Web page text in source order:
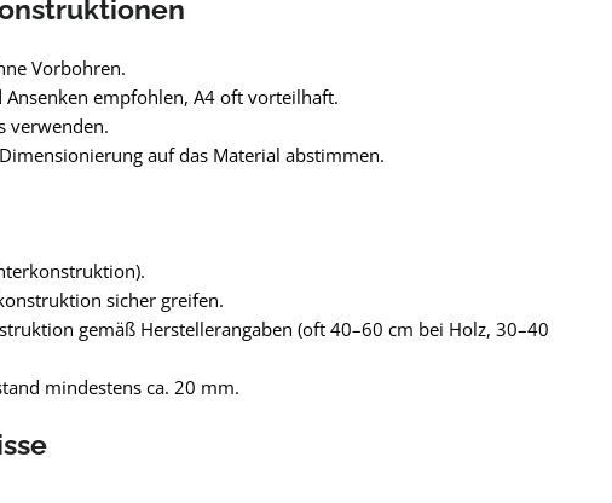
Vorbohren.
empfohlen, A4 oft vorteilhaft.
verwenden.
auf das Material abstimmen.
sicher greifen.
gemäß Herstellerangaben (oft 40–60 cm bei Holz, 30–40
mindestens ca. 20 mm.